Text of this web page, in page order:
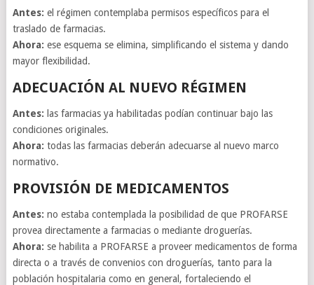
Antes: el régimen contemplaba permisos específicos para el
traslado de farmacias.
Ahora: ese esquema se elimina, simplificando el sistema y dando
mayor flexibilidad.
ADECUACIÓN AL NUEVO RÉGIMEN
Antes: las farmacias ya habilitadas podían continuar bajo las
condiciones originales.
Ahora: todas las farmacias deberán adecuarse al nuevo marco
normativo.
PROVISIÓN DE MEDICAMENTOS
Antes: no estaba contemplada la posibilidad de que PROFARSE
provea directamente a farmacias o mediante droguerías.
Ahora: se habilita a PROFARSE a proveer medicamentos de forma
directa o a través de convenios con droguerías, tanto para la
población hospitalaria como en general, fortaleciendo el